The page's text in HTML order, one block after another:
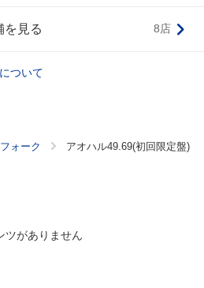
を見る 8店
ついて
ォーク アオハル49.69(初回限定盤)
ツがありません